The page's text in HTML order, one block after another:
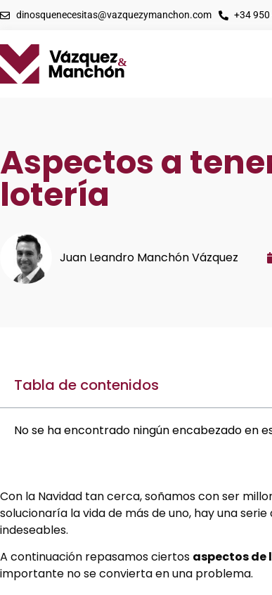
dinosquenecesitas@vazquezymanchon.com +34 950
Aspectos a
lotería
Juan Leandro Manchón Vázquez
Tabla de contenidos
No se ha encontrado ningún encabezado en
Con la Navidad tan cerca, soñamos con ser
solucionaría la vida de más de uno, hay una
indeseables.
A continuación repasamos ciertos aspectos de
importante no se convierta en una problema.